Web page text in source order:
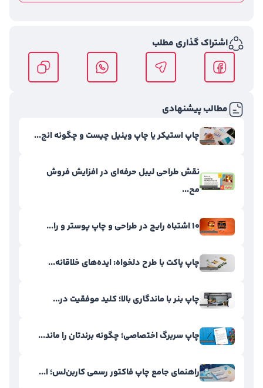
اشتراک گذاری مطلب
مطالب پیشنهادی
چاپ استیکر یا چاپ وینیل چیست و چگونه انج...
نقش طراحی لیبل حرفه‌ای در افزایش فروش
مح...
۱۰ اشتباه رایج در طراحی و چاپ پوستر و را...
چاپ پاکت با طرح دلخواه: ایده‌های خلاقانه...
چاپ بنر با ماندگاری بالا؛ کلید موفقیت در...
چاپ سربرگ اختصاصی؛ چگونه برندتان را ماند...
راهنمای جامع چاپ فاکتور رسمی کاربن‌لس؛ ا...